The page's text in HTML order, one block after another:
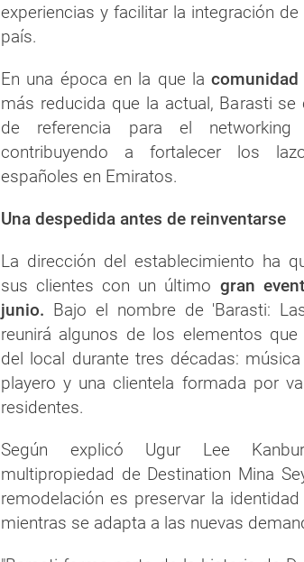
experiencias y facilitar la integración
país.
En una época en la que lacomunidad
más reducida que la actual, Barasti
de referencia para el
contribuyendo a fortalecer los
españoles en Emiratos.
Una despedida antes de reinventarse
La dirección del establecimiento ha
sus clientes con un último gran
junio. Bajo el nombre de 'Barasti:
reunirá algunos de los elementos
del local durante tres décadas:
playero y una clientela formada por
residentes.
Según explicó Ugur Lee
multipropiedad de Destination Mina
remodelación es preservar la
mientras se adapta a las nuevas